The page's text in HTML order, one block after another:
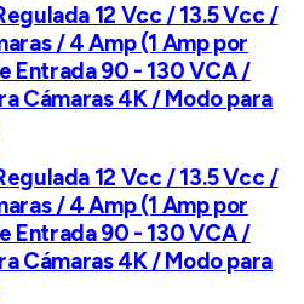
12 Vcc / 13.5 Vcc /
/ 4 Amp (1 Amp por
Entrada 90 - 130 VCA /
Cámaras 4K / Modo para
12 Vcc / 13.5 Vcc /
/ 4 Amp (1 Amp por
Entrada 90 - 130 VCA /
Cámaras 4K / Modo para